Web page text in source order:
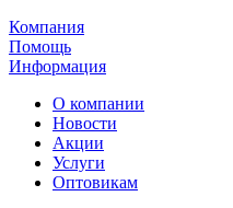
Компания
Помощь
Информация
О компании
Новости
Акции
Услуги
Оптовикам